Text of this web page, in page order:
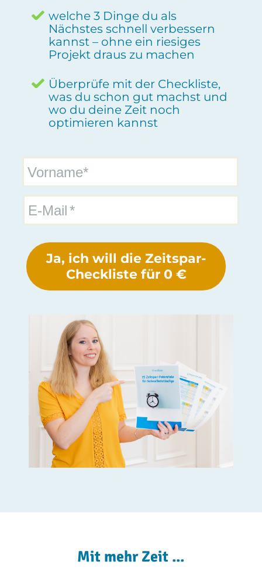
Vorname*
E-Mail
Ja, ich will die Zeitspar-
Checkliste für 0 €
welche 3 Dinge du als
Nächstes schnell verbessern
kannst – ohne ein riesiges
Projekt draus zu machen
Überprüfe mit der Checkliste,
was du schon gut machst und
wo du deine Zeit noch
optimieren kannst
Mit mehr Zeit ...